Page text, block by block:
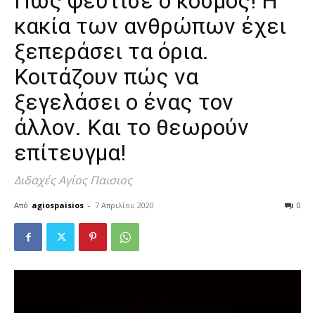
κακία των ανθρώπων έχει
ξεπεράσει τα όρια.
Κοιτάζουν πώς να
ξεγελάσει ο ένας τον
άλλον. Και το θεωρούν
επίτευγμα!
Διδαχές Αγίος Παισιος
Από agiospaisios - 7 Απριλίου 2020 0